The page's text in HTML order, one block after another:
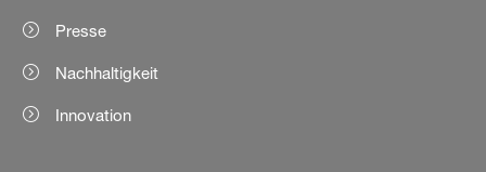
Presse
Nachhaltigkeit
Innovation